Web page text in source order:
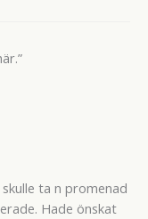
ta n promenad
Hade önskat